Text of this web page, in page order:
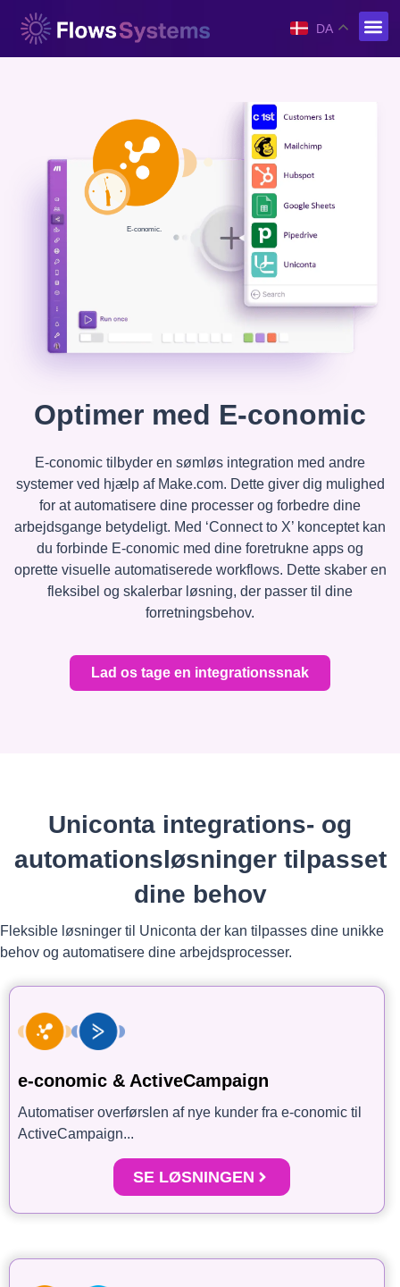
DA
Optimer med E-conomic
E-conomic tilbyder en sømløs integration med andre
systemer ved hjælp af Make.com. Dette giver dig mulighed
for at automatisere dine processer og forbedre dine
arbejdsgange betydeligt. Med ‘Connect to X’ konceptet kan
du forbinde E-conomic med dine foretrukne apps og
oprette visuelle automatiserede workflows. Dette skaber en
fleksibel og skalerbar løsning, der passer til dine
forretningsbehov.
Lad os tage en integrationssnak
E-conomic.
Uniconta integrations- og
automationsløsninger tilpasset
dine behov
Fleksible løsninger til Uniconta der kan tilpasses dine unikke
behov og automatisere dine arbejdsprocesser.
e-conomic & ActiveCampaign
Automatiser overførslen af nye kunder fra e-conomic til
ActiveCampaign...
SE LØSNINGEN